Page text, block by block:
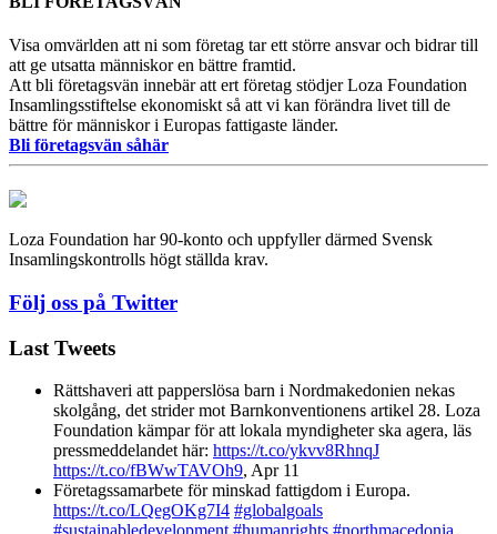
Visa omvärlden att ni som företag tar ett större ansvar och bidrar till
att ge utsatta människor en bättre framtid.
Att bli företagsvän innebär att ert företag stödjer Loza Foundation
Insamlingsstiftelse ekonomiskt så att vi kan förändra livet till de
bättre för människor i Europas fattigaste länder.
Bli företagsvän såhär
Loza Foundation har 90-konto och uppfyller därmed Svensk
Insamlingskontrolls högt ställda krav.
Följ oss på Twitter
Last Tweets
Rättshaveri att papperslösa barn i Nordmakedonien nekas
skolgång, det strider mot Barnkonventionens artikel 28. Loza
Foundation kämpar för att lokala myndigheter ska agera, läs
pressmeddelandet här: https://t.co/ykvv8RhnqJ
https://t.co/fBWwTAVOh9, Apr 11
Företagssamarbete för minskad fattigdom i Europa.
https://t.co/LQegOKg7I4 #globalgoals